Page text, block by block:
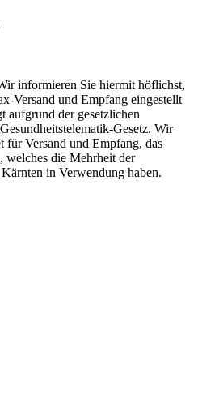
informieren Sie hiermit höflichst,
Versand und Empfang eingestellt
aufgrund der gesetzlichen
Gesetz. Wir
Versand und Empfang, das
welches die Mehrheit der
in Verwendung haben.